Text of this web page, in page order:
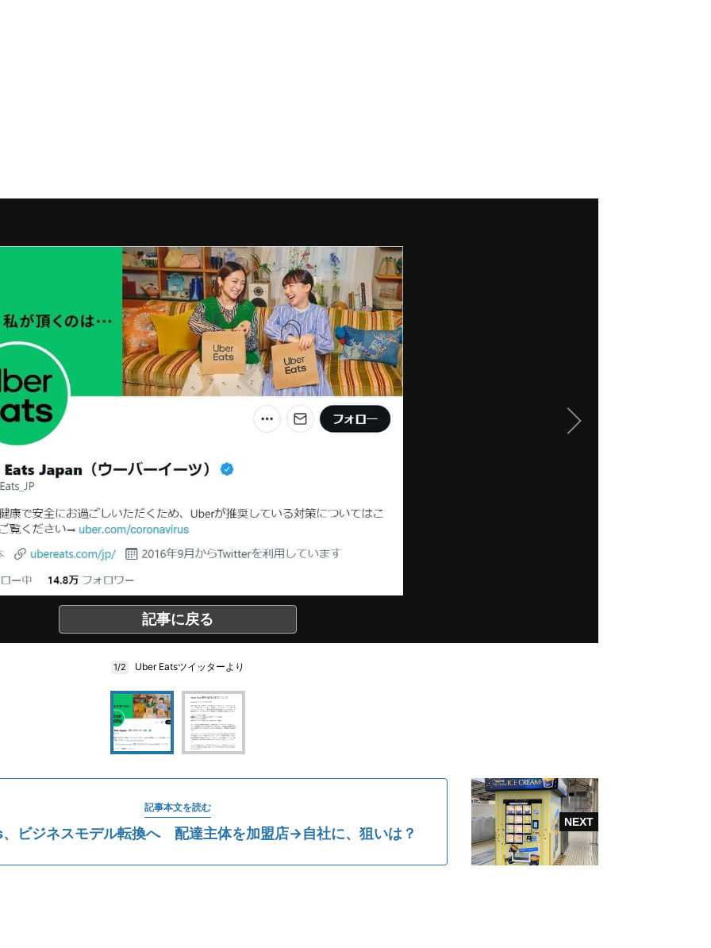
記事に戻る
1/2 Uber Eatsツイッターより
記事本文を読む
ビジネスモデル転換へ 配達主体を加盟店→自社に、狙いは？